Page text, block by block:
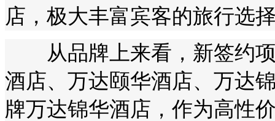
店，极大丰富宾客的旅行选
从品牌上来看，新签约项
酒店、万达颐华酒店、万达
牌万达锦华酒店，作为高性